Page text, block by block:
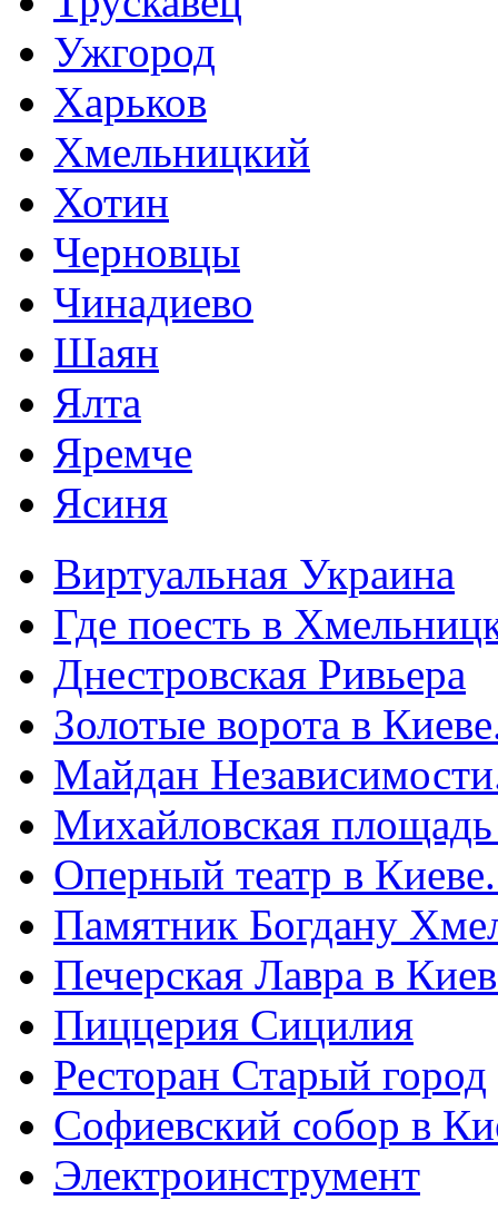
Ужгород
Харьков
Хмельницкий
Хотин
Черновцы
Чинадиево
Шаян
Ялта
Яремче
Ясиня
Виртуальная Украина
Где поесть в
Днестровская Ривьера
Золотые ворота в
Майдан
Михайловская
Оперный театр в
Памятник Богдану
Печерская Лавра в
Пиццерия Сицилия
Ресторан Старый город
Софиевский собор в
Электроинструмент